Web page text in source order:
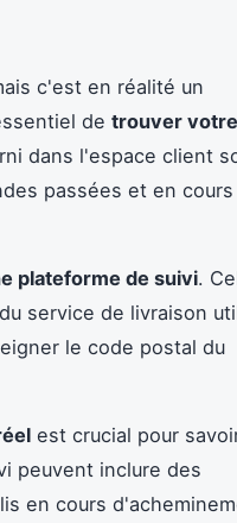
c'est en réalité un
de trouver votre
dans l'espace client
passées et en
plateforme de suivi.
service de livraison
le code postal du
est crucial pour
peuvent inclure des
en cours